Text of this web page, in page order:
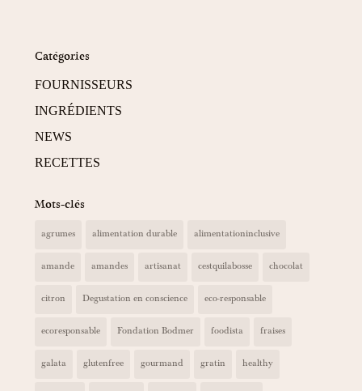
Catégories
FOURNISSEURS
INGRÉDIENTS
NEWS
RECETTES
Mots-clés
agrumes alimentation durable alimentationinclusive
amande amandes artisanat cestquilabosse chocolat
citron Degustation en conscience eco-responsable
ecoresponsable Fondation Bodmer foodista fraises
galata glutenfree gourmand gratin healthy